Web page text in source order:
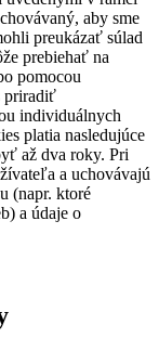
aby sme
preukázať súlad
prebiehať na
pomocou
priradiť
individuálnych
platia nasledujúce
až dva roky. Pri
a uchovávajú
(napr. ktoré
a údaje o